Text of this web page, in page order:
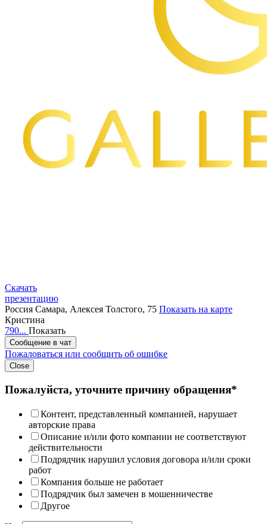
Скачать
презентацию
Россия Самара, Алексея Толстого, 75 Показать на карте
Кристина
790... Показать
Сообщение в чат
Пожаловаться или сообщить об ошибке
Close
Пожалуйста, уточните причину обращения*
Контент, представленный компанией, нарушает
авторские права
Описание и/или фото компании не соответствуют
действительности
Подрядчик нарушил условия договора и/или сроки
работ
Компания больше не работает
Подрядчик был замечен в мошенничестве
Другое